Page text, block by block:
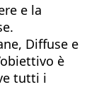
e la
Diffuse e
è
tutti i